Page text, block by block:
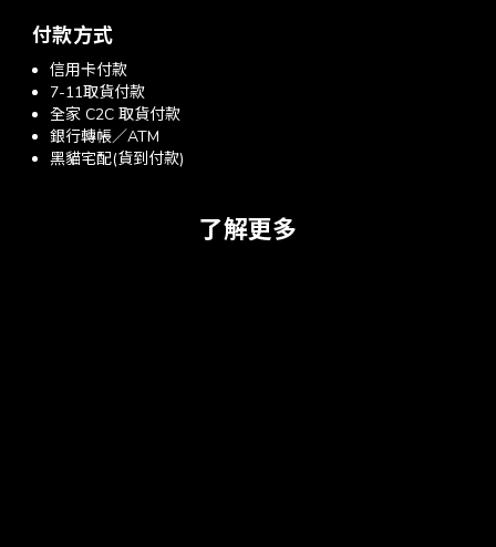
付款方式
信用卡付款
7-11取貨付款
全家 C2C 取貨付款
銀行轉帳／ATM
黑貓宅配(貨到付款)
了解更多